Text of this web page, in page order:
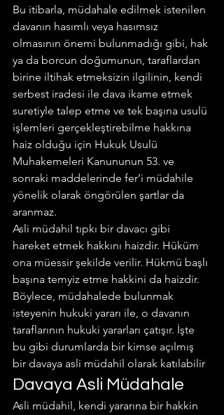
Bu itibarla, müdahale edilmek istenilen
davanın hasımlı veya hasımsız
olmasının önemi bulunmadığı gibi, hak
ya da borcun doğumunun, taraflardan
birine iltihak etmeksizin ilgilinin, kendi
serbest iradesi ile dava ikame etmek
suretiyle talep etme ve tek başına usulü
işlemleri gerçekleştirebilme hakkına
haiz olduğu için Hukuk Usulü
Muhakemeleri Kanununun 53. ve
sonraki maddelerinde fer’i müdahile
yönelik olarak öngörülen şartlar da
aranmaz.
Asli müdahil tıpkı bir davacı gibi
hareket etmek hakkını haizdir. Hüküm
ona müessir şekilde verilir. Hükmü başlı
başına temyiz etme hakkini da haizdir.
Böylece, müdahalede bulunmak
isteyenin hukuki yararı ile, o davanın
taraflarının hukuki yararları çatışır. İşte
bu gibi durumlarda bir kimse açılmış
bir davaya asli müdahil olarak katılabilir
Davaya Asli Müdahale
Asli müdahil, kendi yararına bir hakkin